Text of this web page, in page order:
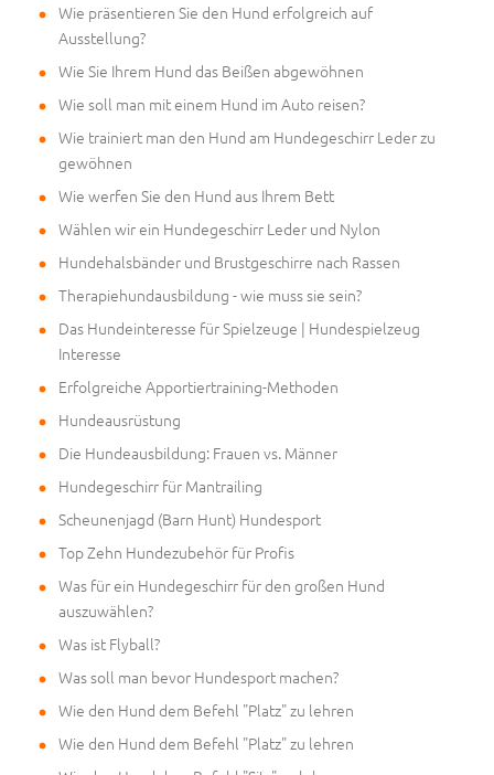
Wie präsentieren Sie den Hund erfolgreich auf
Ausstellung?
Wie Sie Ihrem Hund das Beißen abgewöhnen
Wie soll man mit einem Hund im Auto reisen?
Wie trainiert man den Hund am Hundegeschirr Leder zu
gewöhnen
Wie werfen Sie den Hund aus Ihrem Bett
Wählen wir ein Hundegeschirr Leder und Nylon
Hundehalsbänder und Brustgeschirre nach Rassen
Therapiehundausbildung - wie muss sie sein?
Das Hundeinteresse für Spielzeuge | Hundespielzeug
Interesse
Erfolgreiche Apportiertraining-Methoden
Hundeausrüstung
Die Hundeausbildung: Frauen vs. Männer
Hundegeschirr für Mantrailing
Scheunenjagd (Barn Hunt) Hundesport
Top Zehn Hundezubehör für Profis
Was für ein Hundegeschirr für den großen Hund
auszuwählen?
Was ist Flyball?
Was soll man bevor Hundesport machen?
Wie den Hund dem Befehl "Platz" zu lehren
Wie den Hund dem Befehl "Platz" zu lehren